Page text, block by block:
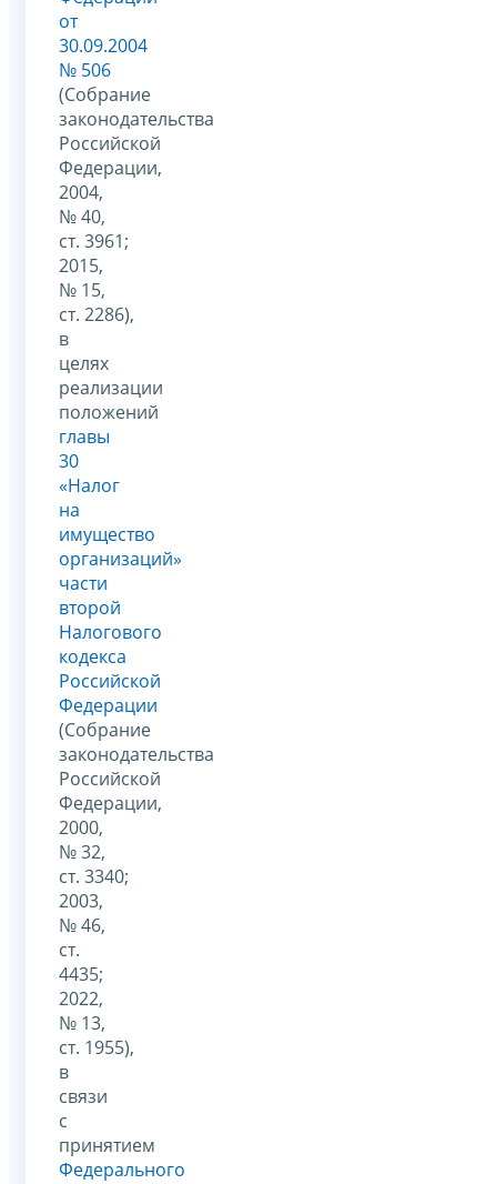
от
30.09.2004
№ 506
(Собрание
законодательства
Российской
Федерации,
2004,
№ 40,
ст. 3961;
2015,
№ 15,
ст. 2286),
в
целях
реализации
положений
главы
30
«Налог
на
имущество
организаций»
части
второй
Налогового
кодекса
Российской
Федерации
(Собрание
законодательства
Российской
Федерации,
2000,
№ 32,
ст. 3340;
2003,
№ 46,
ст.
4435;
2022,
№ 13,
ст. 1955),
в
связи
с
принятием
Федерального